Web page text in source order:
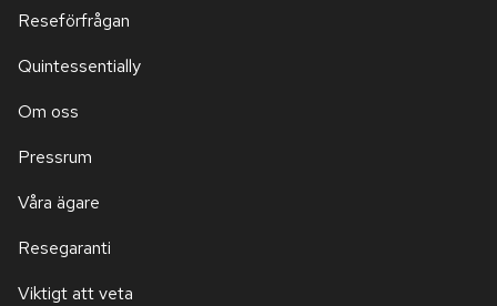
Reseförfrågan
Quintessentially
Om oss
Pressrum
Våra ägare
Resegaranti
Viktigt att veta